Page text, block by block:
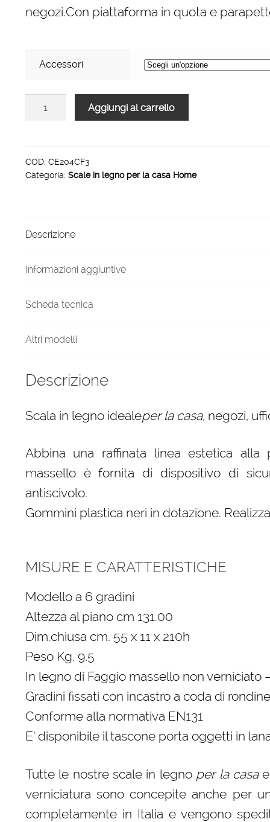
negozi.Con piattaforma in quota e
Accessori
casa
HOME
gradini
F3
Aggiungi al carrello
COD: CE204CF3
Categoria: Scale in legno per la casa Home
Descrizione
Informazioni aggiuntive
Scheda tecnica
Altri modelli
Descrizione
Scala in legno idealeper la casa, negozi,
Abbina una raffinata linea estetica alla
massello è fornita di dispositivo di
antiscivolo.
Gommini plastica neri in dotazione.
MISURE E CARATTERISTICHE
Modello a 6 gradini
Altezza al piano cm 131.00
Dim.chiusa cm. 55 x 11 x 210h
Peso Kg. 9,5
In legno di Faggio massello non verniciato
Gradini fissati con incastro a coda di
Conforme alla normativa EN131
E’ disponibile il tascone porta oggetti in
Tutte le nostre scale in legno per la casa
verniciatura sono concepite anche per
completamente in Italia e vengono